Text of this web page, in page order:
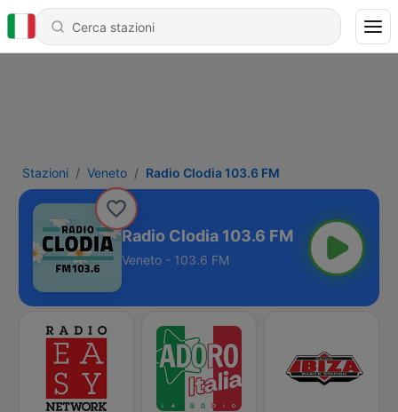
Stazioni Veneto Radio Clodia 103.6 FM
Radio Clodia 103.6 FM
Veneto - 103.6 FM